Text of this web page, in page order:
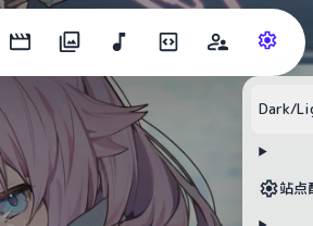
Dark/
站点
无可用标题